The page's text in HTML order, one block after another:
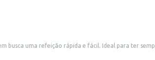
busca uma refeição rápida e fácil. Ideal para ter